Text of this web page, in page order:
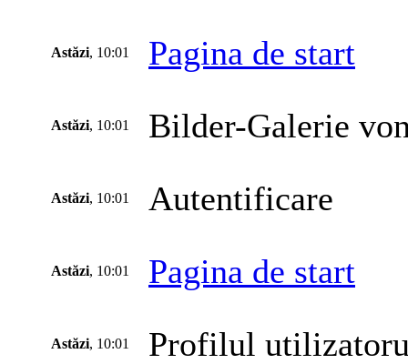
Astăzi, 10:01 Pagina de start
Astăzi, 10:01 Bilder-Galerie
Astăzi, 10:01 Autentificare
Astăzi, 10:01 Pagina de start
Astăzi, 10:01 Profilul